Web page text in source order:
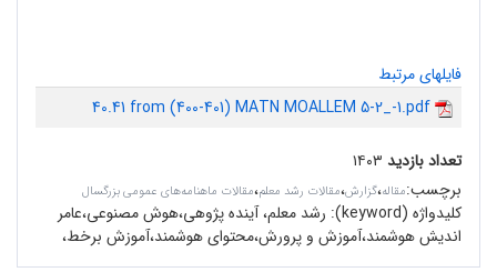
فایلهای مرتبط
40.41 from (400-401) MATN MOALLEM 5-2_-1.pdf
تعداد بازدید ۱۴۰۳
برچسب:مقاله،گزارش،مقالات رشد معلم،مقالات ماهنامه‌های عمومی بزرگسال
کلیدواژه (keyword):
رشد معلم، آینده پژوهی،هوش مصنوعی،عامر
اندیش هوشمند،آموزش و پرورش،محتوای هوشمند،آموزش برخط،